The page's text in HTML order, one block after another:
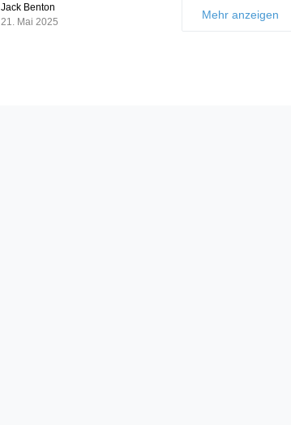
Jack Benton
21. Mai 2025
Mehr anzeigen